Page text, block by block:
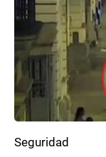
Seguridad